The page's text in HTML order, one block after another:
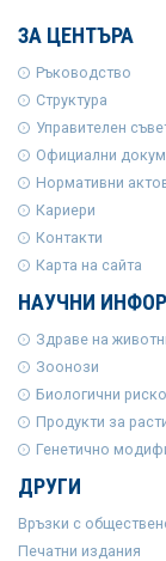
ЗА ЦЕНТЪРА
Ръководство
Структура
Управителен
Официални
Нормативни
Кариери
Контакти
Карта на сайта
НАУЧНИ
Здраве на
Зоонози
Биологични
Продукти за
Генетично
ДРУГИ
Връзки с
Печатни издания